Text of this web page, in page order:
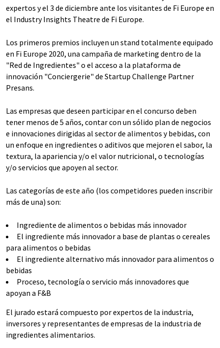
expertos y el 3 de diciembre ante los visitantes de Fi Europe en
el Industry Insights Theatre de Fi Europe.
Los primeros premios incluyen un stand totalmente equipado
en Fi Europe 2020, una campaña de marketing dentro de la
"Red de Ingredientes" o el acceso a la plataforma de
innovación "Conciergerie" de Startup Challenge Partner
Presans.
Las empresas que deseen participar en el concurso deben
tener menos de 5 años, contar con un sólido plan de negocios
e innovaciones dirigidas al sector de alimentos y bebidas, con
un enfoque en ingredientes o aditivos que mejoren el sabor, la
textura, la apariencia y/o el valor nutricional, o tecnologías
y/o servicios que apoyen al sector.
Las categorías de este año (los competidores pueden inscribir
más de una) son:
Ingrediente de alimentos o bebidas más innovador
El ingrediente más innovador a base de plantas o cereales
para alimentos o bebidas
El ingrediente alternativo más innovador para alimentos o
bebidas
Proceso, tecnología o servicio más innovadores que
apoyan a F&B
El jurado estará compuesto por expertos de la industria,
inversores y representantes de empresas de la industria de
ingredientes alimentarios.